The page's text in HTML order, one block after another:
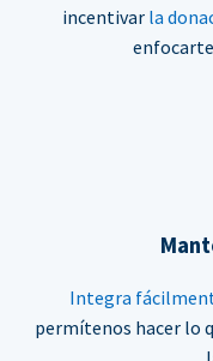
incentivar la
Integra
permítenos hacer lo